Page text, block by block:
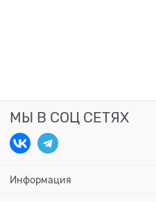
МЫ В СОЦ СЕТЯХ
Информация